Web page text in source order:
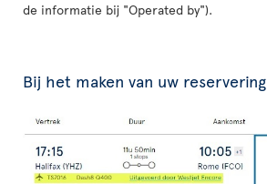
de informatie bij "Operated by").
Bij het maken van uw reservering